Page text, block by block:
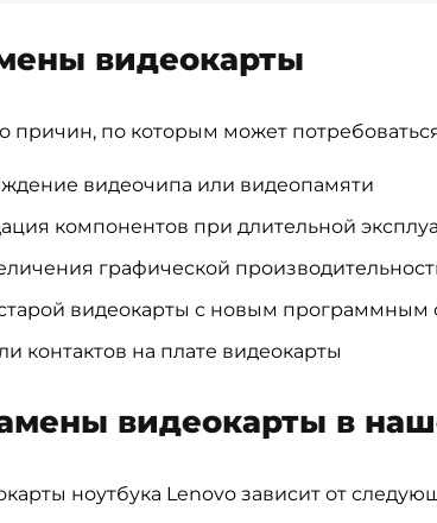
видеокарты
причин, по которым может
видеочипа или видеопамяти
компонентов при длительной
графической
видеокарты с новым программным
контактов на плате видеокарты
видеокарты в
ноутбука Lenovo зависит от